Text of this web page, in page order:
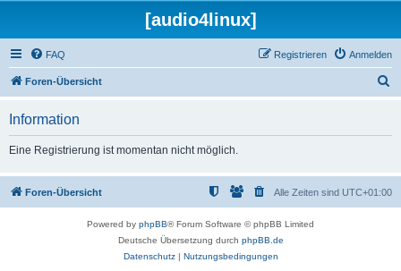
[audio4linux]
FAQ Anmelden
Registrieren
Foren-Übersicht
Information
Eine Registrierung ist momentan nicht möglich.
Foren-Übersicht Alle Zeiten sind UTC+01:00
Powered by phpBB® Forum Software © phpBB Limited
Deutsche Übersetzung durch phpBB.de
Datenschutz| Nutzungsbedingungen